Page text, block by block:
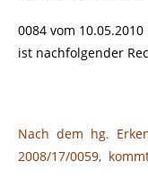
0084 vom
ist nachfolgender
Nach dem hg.
2008/17/0059,